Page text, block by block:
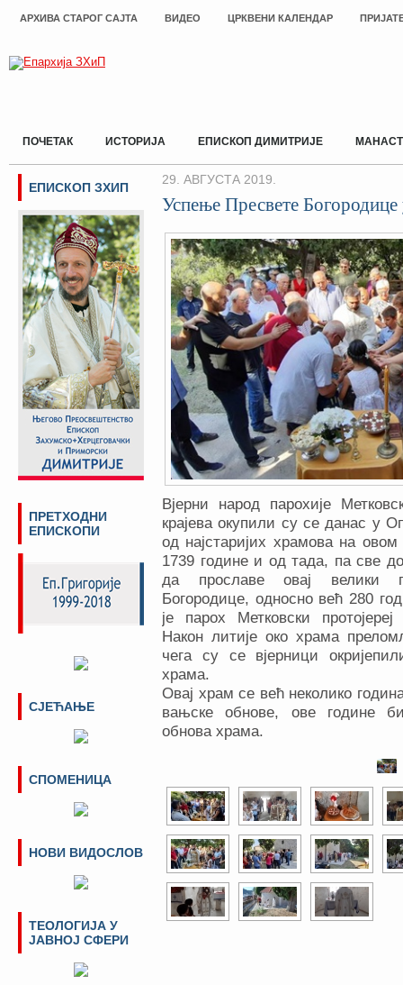
АРХИВА СТАРОГ САЈТА ВИДЕО ЦРКВЕНИ КАЛЕНДАР
ПОЧЕТАК ИСТОРИЈА ЕПИСКОП ДИМИТРИЈЕ
29. АВГУСТА 2019.
Успење Пресвете
Вјерни народ парохије
крајева окупили су се данас у
од најстаријих храмова на овом
1739 године и од тада, па све
да прославе овај велики
Богородице, односно већ 280
је парох Метковски
Након литије око храма
чега су се вјерници
храма.
Овај храм се већ неколико
вањске обнове, ове године
обнова храма.
ЕПИСКОП ЗХИП
ПРЕТХОДНИ
ЕПИСКОПИ
СЈЕЋАЊЕ
СПОМЕНИЦА
НОВИ ВИДОСЛОВ
ТЕОЛОГИЈА У
ЈАВНОЈ СФЕРИ